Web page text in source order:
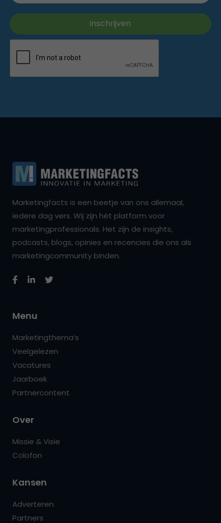
Marketingfacts is een beetje van ons allemaal,
iedere dag vers. Wij zijn hét platform voor
marketingprofessionals. Het zijn de insights,
podcasts, blogs, opinies en recencies die ons als
marketingcommunity binden.
Menu
Marketingthema’s
Veelgelezen
Vacatures
Jaarboek
Partnercontent
Over
Missie & Visie
Colofon
Kansen
Adverteren
Partners